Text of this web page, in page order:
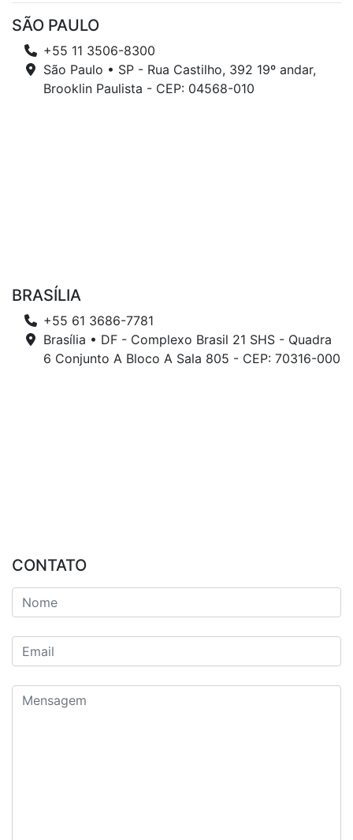
SÃO PAULO
+55 11 3506-8300
São Paulo • SP - Rua Castilho, 392 19º andar,
Brooklin Paulista - CEP: 04568-010
BRASÍLIA
+55 61 3686-7781
Brasília • DF - Complexo Brasil 21 SHS - Quadra
6 Conjunto A Bloco A Sala 805 - CEP: 70316-000
CONTATO